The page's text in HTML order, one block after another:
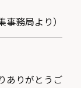
務局より）
ありがとうご